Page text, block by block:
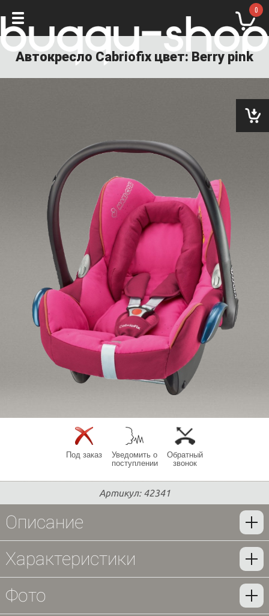
0
Автокресло Cabriofix цвет: Berry pink
Под заказ
Уведомить о
поступлении
Обратный
звонок
Артикул: 42341
Описание
Характеристики
Фото